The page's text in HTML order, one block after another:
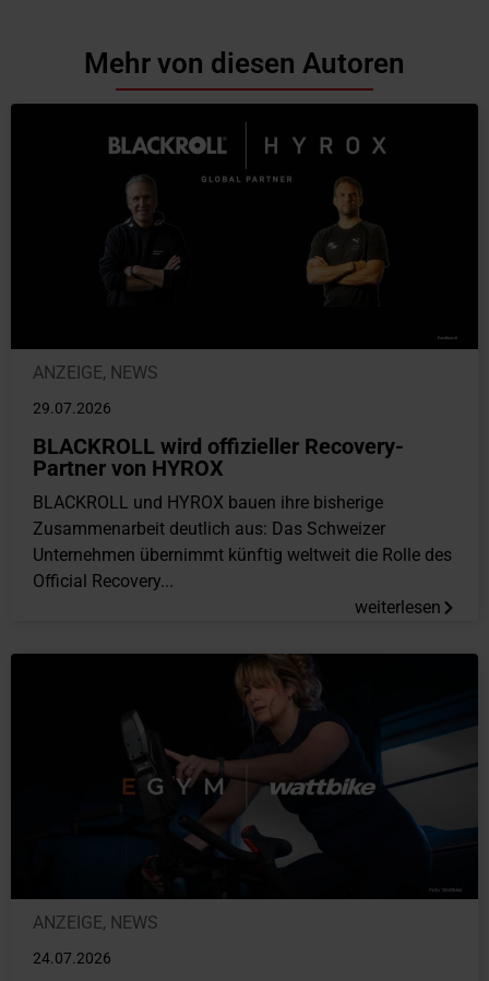
Mehr von diesen Autoren
ANZEIGE, NEWS
29.07.2026
BLACKROLL wird offizieller Recovery-
Partner von HYROX
BLACKROLL und HYROX bauen ihre bisherige
Zusammenarbeit deutlich aus: Das Schweizer
Unternehmen übernimmt künftig weltweit die Rolle des
Official Recovery...
weiterlesen
ANZEIGE, NEWS
24.07.2026